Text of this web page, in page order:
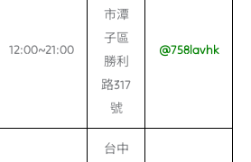
12:00~21:00
市潭
子區
勝利
路317
號
@758lavhk
台中